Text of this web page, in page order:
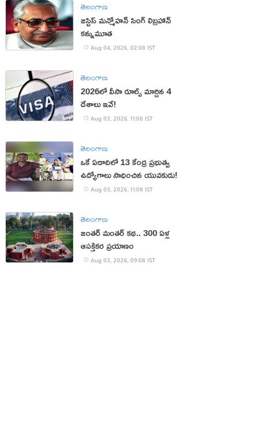
తెలంగాణ
జస్టిస్ మన్మోహన్ సింగ్ లిబ్రహాన్
కన్నుమూత
Aug 04, 2026, 02:08 IST
తెలంగాణ
2026లో వీసా రూల్స్ మార్చిన 4
దేశాలు ఇవే!
Aug 03, 2026, 11:08 IST
తెలంగాణ
ఒకే ఏడాదిలో 13 కేంద్ర ప్రభుత్వ
ఉద్యోగాలు సాధించిన యువకుడు!
Aug 03, 2026, 11:08 IST
తెలంగాణ
జంతర్‌ మంతర్‌ కథ.. 300 ఏళ్ల
ఆసక్తికర ప్రయాణం
Aug 03, 2026, 09:08 IST